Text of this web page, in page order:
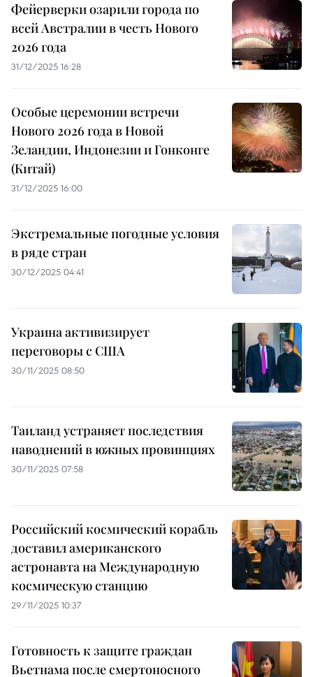
Фейерверки озарили города по
всей Австралии в честь Нового
2026 года
31/12/2025 16:28
Особые церемонии встречи
Нового 2026 года в Новой
Зеландии, Индонезии и Гонконге
(Китай)
31/12/2025 16:00
Экстремальные погодные условия
в ряде стран
30/12/2025 04:41
Украина активизирует
переговоры с США
30/11/2025 08:50
Таиланд устраняет последствия
наводнений в южных провинциях
30/11/2025 07:58
Российский космический корабль
доставил американского
астронавта на Международную
космическую станцию
29/11/2025 10:37
Готовность к защите граждан
Вьетнама после смертоносного